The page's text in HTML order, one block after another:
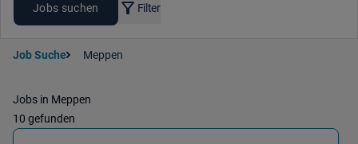
Jobs suchen Filter
Job Suche Meppen
Jobs in Meppen
10 gefunden